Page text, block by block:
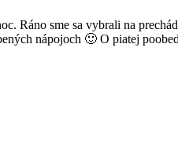
Ráno sme sa vybrali na
nápojoch 🙂 O piatej